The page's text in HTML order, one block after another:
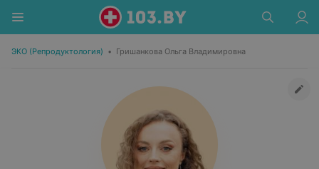
ЭКО (Репродуктология) • Гришанкова Ольга Владимировна